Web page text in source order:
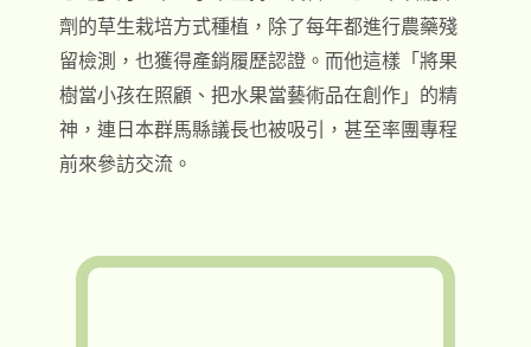
劑的草生栽培方式種植，除了每年都進行農藥殘
留檢測，也獲得產銷履歷認證。而他這樣「將果
樹當小孩在照顧、把水果當藝術品在創作」的精
神，連日本群馬縣議長也被吸引，甚至率團專程
前來參訪交流。